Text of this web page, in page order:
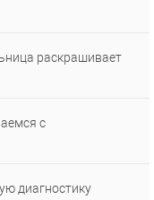
раскрашивает
с
диагностику